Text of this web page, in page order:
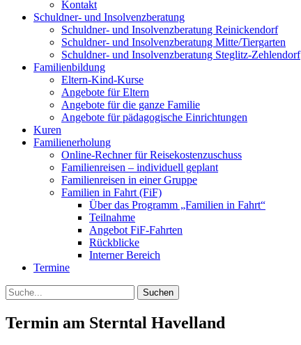
Kontakt
Schuldner- und Insolvenzberatung
Schuldner- und Insolvenzberatung Reinickendorf
Schuldner- und Insolvenzberatung Mitte/Tiergarten
Schuldner- und Insolvenzberatung Steglitz-Zehlendorf
Familienbildung
Eltern-Kind-Kurse
Angebote für Eltern
Angebote für die ganze Familie
Angebote für pädagogische Einrichtungen
Kuren
Familienerholung
Online-Rechner für Reisekostenzuschuss
Familienreisen – individuell geplant
Familienreisen in einer Gruppe
Familien in Fahrt (FiF)
Über das Programm „Familien in Fahrt“
Teilnahme
Angebot FiF-Fahrten
Rückblicke
Interner Bereich
Termine
Suche
Termin am Sterntal Havelland